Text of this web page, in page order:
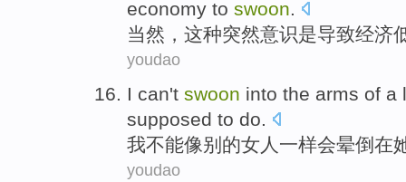
economy to swoon.
当然 ， 这种突然意识是导致经济
youdao
I can't swoon into the arms of a
supposed to do.
我不能像别的女人 一样会晕倒在
youdao